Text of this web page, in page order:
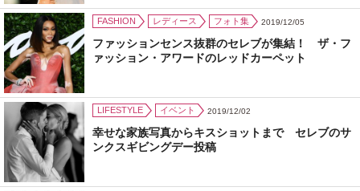
FASHION レディース フォト集 2019/12/05
ファッションセンス抜群のセレブが集結！ ザ・フ
ァッション・アワードのレッドカーペット
LIFESTYLE イベント 2019/12/02
幸せな家族写真からキスショットまで セレブのサ
ンクスギビングデー投稿